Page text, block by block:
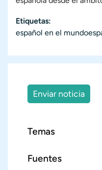
Etiquetas
español en el mundo
Enviar noticia
Temas
Fuentes